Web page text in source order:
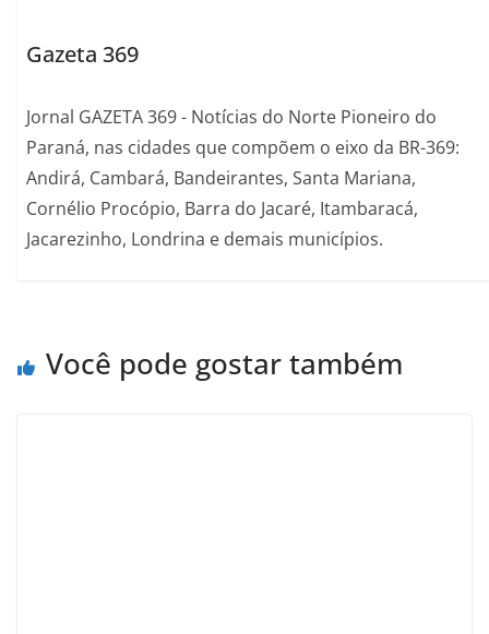
Gazeta 369
Jornal GAZETA 369 - Notícias do Norte Pioneiro do
Paraná, nas cidades que compõem o eixo da BR-369:
Andirá, Cambará, Bandeirantes, Santa Mariana,
Cornélio Procópio, Barra do Jacaré, Itambaracá,
Jacarezinho, Londrina e demais municípios.
Você pode gostar também